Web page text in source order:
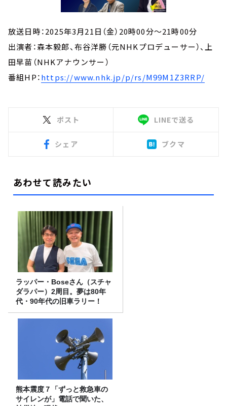
放送日時：2025年3月21日（金）20時00分～21時00分
出演者：森本毅郎、布谷洋勝（元NHKプロデューサー）、上
田早苗（NHKアナウンサー）
番組HP：https://www.nhk.jp/p/rs/M99M1Z3RRP/
ポスト LINEで送る
シェア ブクマ
あわせて読みたい
ラッパー・Boseさん（スチャ
ダラパー）2周目。夢は80年
代・90年代の旧車ラリー！
熊本震度７「ずっと救急車の
サイレンが」電話で聞いた、